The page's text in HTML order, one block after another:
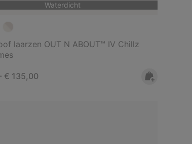
Waterdicht
laarzen OUT N ABOUT™ IV Chillz
sale price:
Maximum price:
€ 135,00